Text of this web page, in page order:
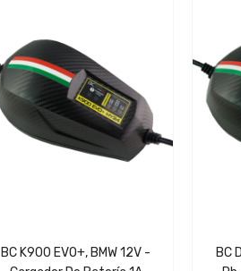
BC K900 EVO+, BMW 12V -
BC